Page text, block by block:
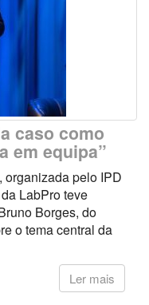
caso como
em equipa”
organizada pelo IPD
LabPro teve
Borges, do
o tema central da
Ler mais